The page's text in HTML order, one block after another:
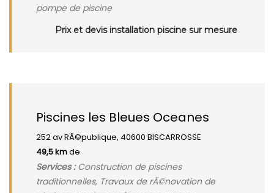
pompe de piscine
Prix et devis installation piscine sur mesure
Piscines les Bleues Oceanes
252 av RÃ©publique, 40600 BISCARROSSE
49,5 kmde
Services :Construction de piscines
traditionnelles, Travaux de rÃ©novation de